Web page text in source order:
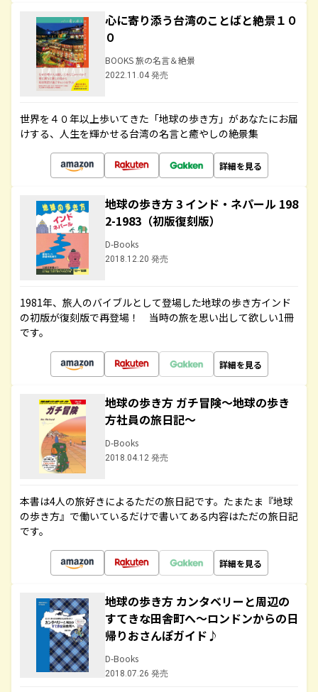
心に寄り添う台湾のことばと絶景１０
０
BOOKS 旅の名言＆絶景
2022.11.04 発売
世界を４０年以上歩いてきた「地球の歩き方」があなたにお届
けする、人生を輝かせる台湾の名言と癒やしの絶景集
詳細を見る
地球の歩き方 3 インド・ネパール 198
2-1983（初版復刻版）
D-Books
2018.12.20 発売
1981年、旅人のバイブルとして登場した地球の歩き方インド
の初版が復刻版で再登場！ 当時の旅を思い出して欲しい1冊
です。
詳細を見る
地球の歩き方 ガチ冒険～地球の歩き
方社員の旅日記～
D-Books
2018.04.12 発売
本書は4人の旅好きによるただの旅日記です。たまたま『地球
の歩き方』で働いているだけで書いてある内容はただの旅日記
です。
詳細を見る
地球の歩き方 カンタベリーと周辺の
すてきな田舎町へ～ロンドンからの日
帰りおさんぽガイド♪
D-Books
2018.07.26 発売